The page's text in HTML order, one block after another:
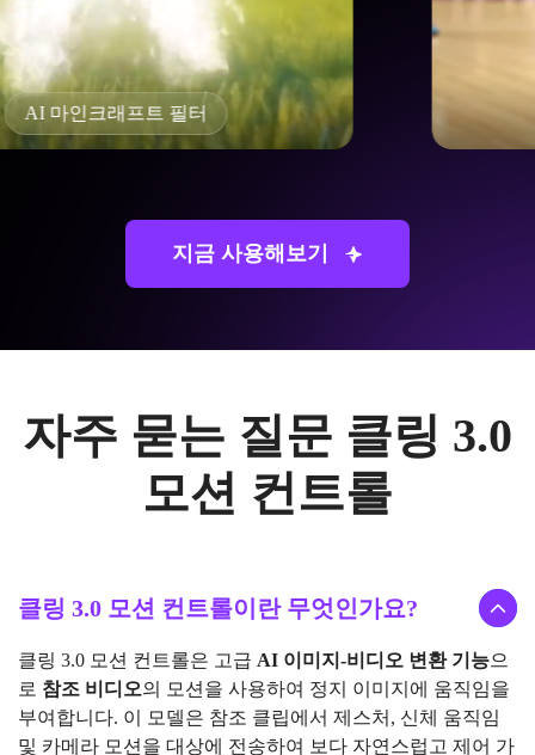
AI 트워킹 효과
지금 사용해보기
자주 묻는 질문 클링 3.0
모션 컨트롤
클링 3.0 모션 컨트롤이란 무엇인가요?
클링 3.0 모션 컨트롤은 고급 AI 이미지-비디오 변환 기능으
로 참조 비디오의 모션을 사용하여 정지 이미지에 움직임을
부여합니다. 이 모델은 참조 클립에서 제스처, 신체 움직임
및 카메라 모션을 대상에 전송하여 보다 자연스럽고 제어 가